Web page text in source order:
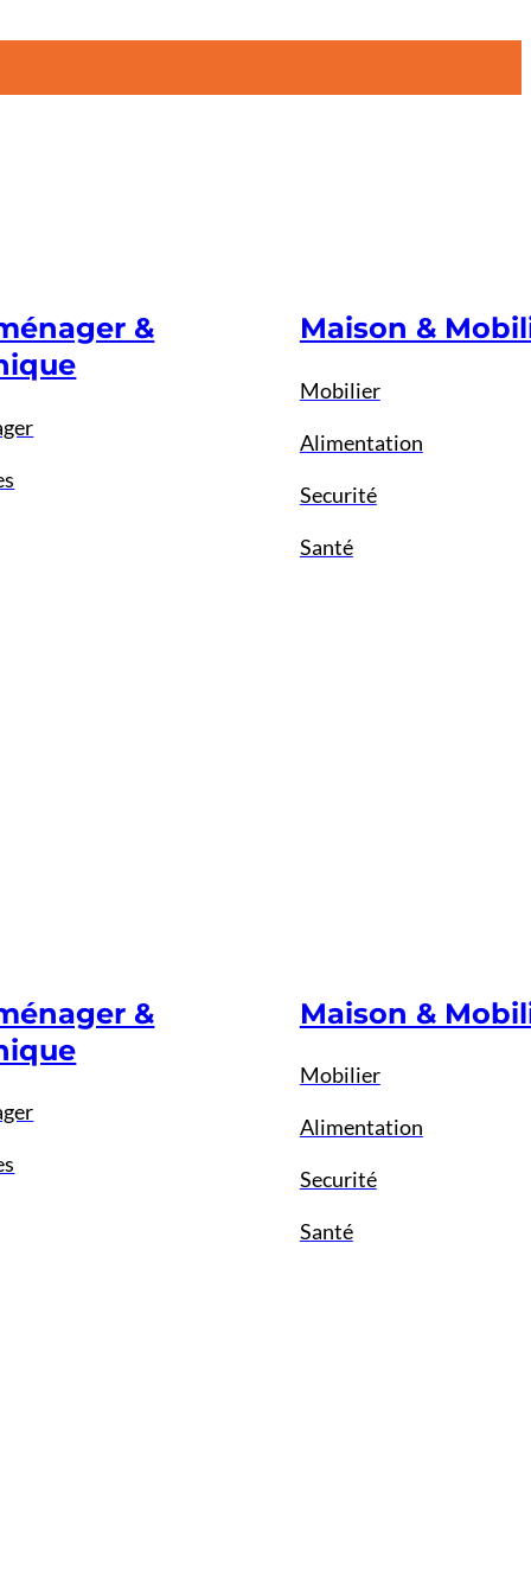
&
Maison &
Mobilier
Alimentation
Securité
Santé
&
Maison &
Mobilier
Alimentation
Securité
Santé